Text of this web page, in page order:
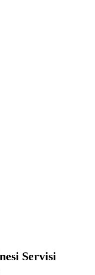
Servisi